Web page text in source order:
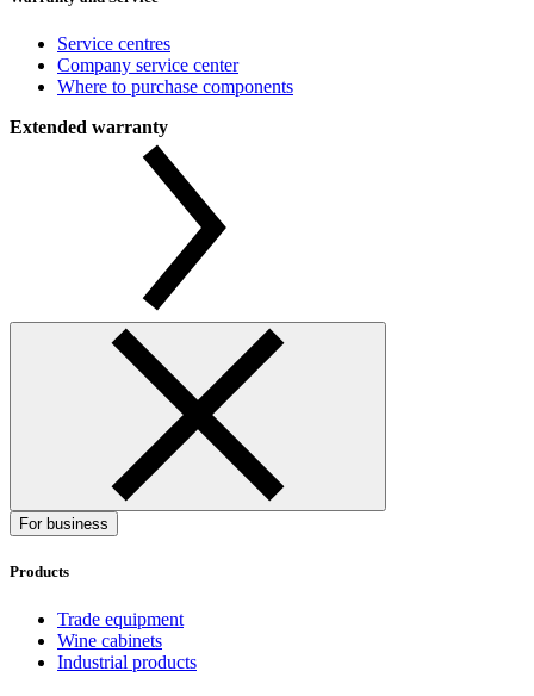
Service centres
Company service center
Where to purchase components
Extended warranty
For business
Products
Trade equipment
Wine cabinets
Industrial products